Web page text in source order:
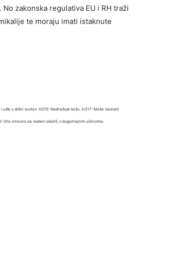
zakonska regulativa EU i RH traži
te moraju imati istaknute
u dišni sustav. H315: Nadražuje kožu. H317: Može izazvati
Vrlo otrovno za vodeni okoliš, s dugotrajnim učincima.